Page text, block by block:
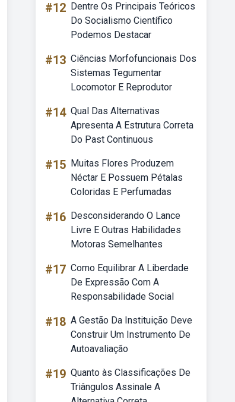
#12 Dentre Os Principais Teóricos
Do Socialismo Científico
Podemos Destacar
#13 Ciências Morfofuncionais Dos
Sistemas Tegumentar
Locomotor E Reprodutor
#14 Qual Das Alternativas
Apresenta A Estrutura Correta
Do Past Continuous
#15 Muitas Flores Produzem
Néctar E Possuem Pétalas
Coloridas E Perfumadas
#16 Desconsiderando O Lance
Livre E Outras Habilidades
Motoras Semelhantes
#17 Como Equilibrar A Liberdade
De Expressão Com A
Responsabilidade Social
#18 A Gestão Da Instituição Deve
Construir Um Instrumento De
Autoavaliação
#19 Quanto às Classificações De
Triângulos Assinale A